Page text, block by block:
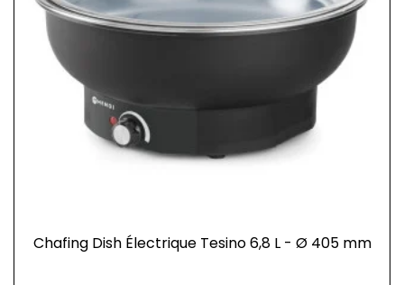
Chafing Dish Électrique Tesino 6,8 L - Ø 405 mm